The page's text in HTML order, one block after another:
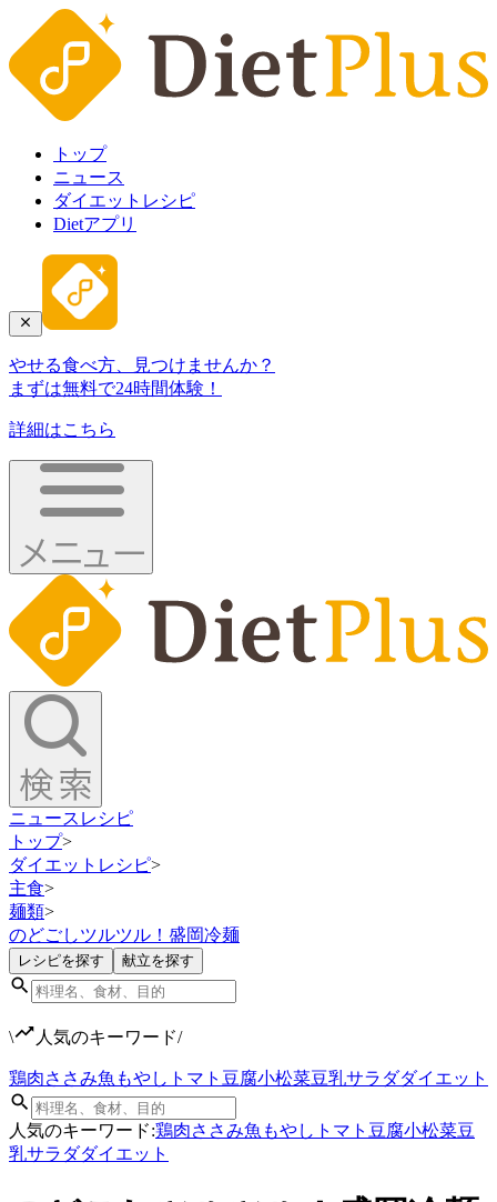
トップ
ニュース
ダイエットレシピ
Dietアプリ
やせる食べ方、見つけませんか？
まずは無料で24時間体験！
詳細はこちら
ニュース レシピ
トップ>
ダイエットレシピ>
主食>
麺類>
のどごしツルツル！盛岡冷麺
レシピを探す 献立を探す
\ 人気のキーワード/
鶏肉ささみ魚 もやし トマト 豆腐小松菜豆乳サラダダイエット
人気のキーワード:鶏肉ささみ魚 もやし トマト 豆腐小松菜豆
乳サラダダイエット